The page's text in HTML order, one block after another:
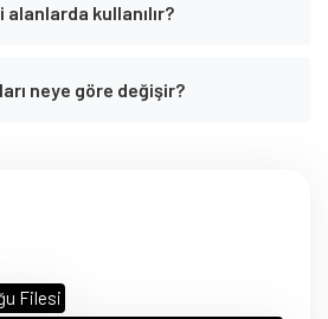
kullanılır?
neye göre değişir?
Filesi